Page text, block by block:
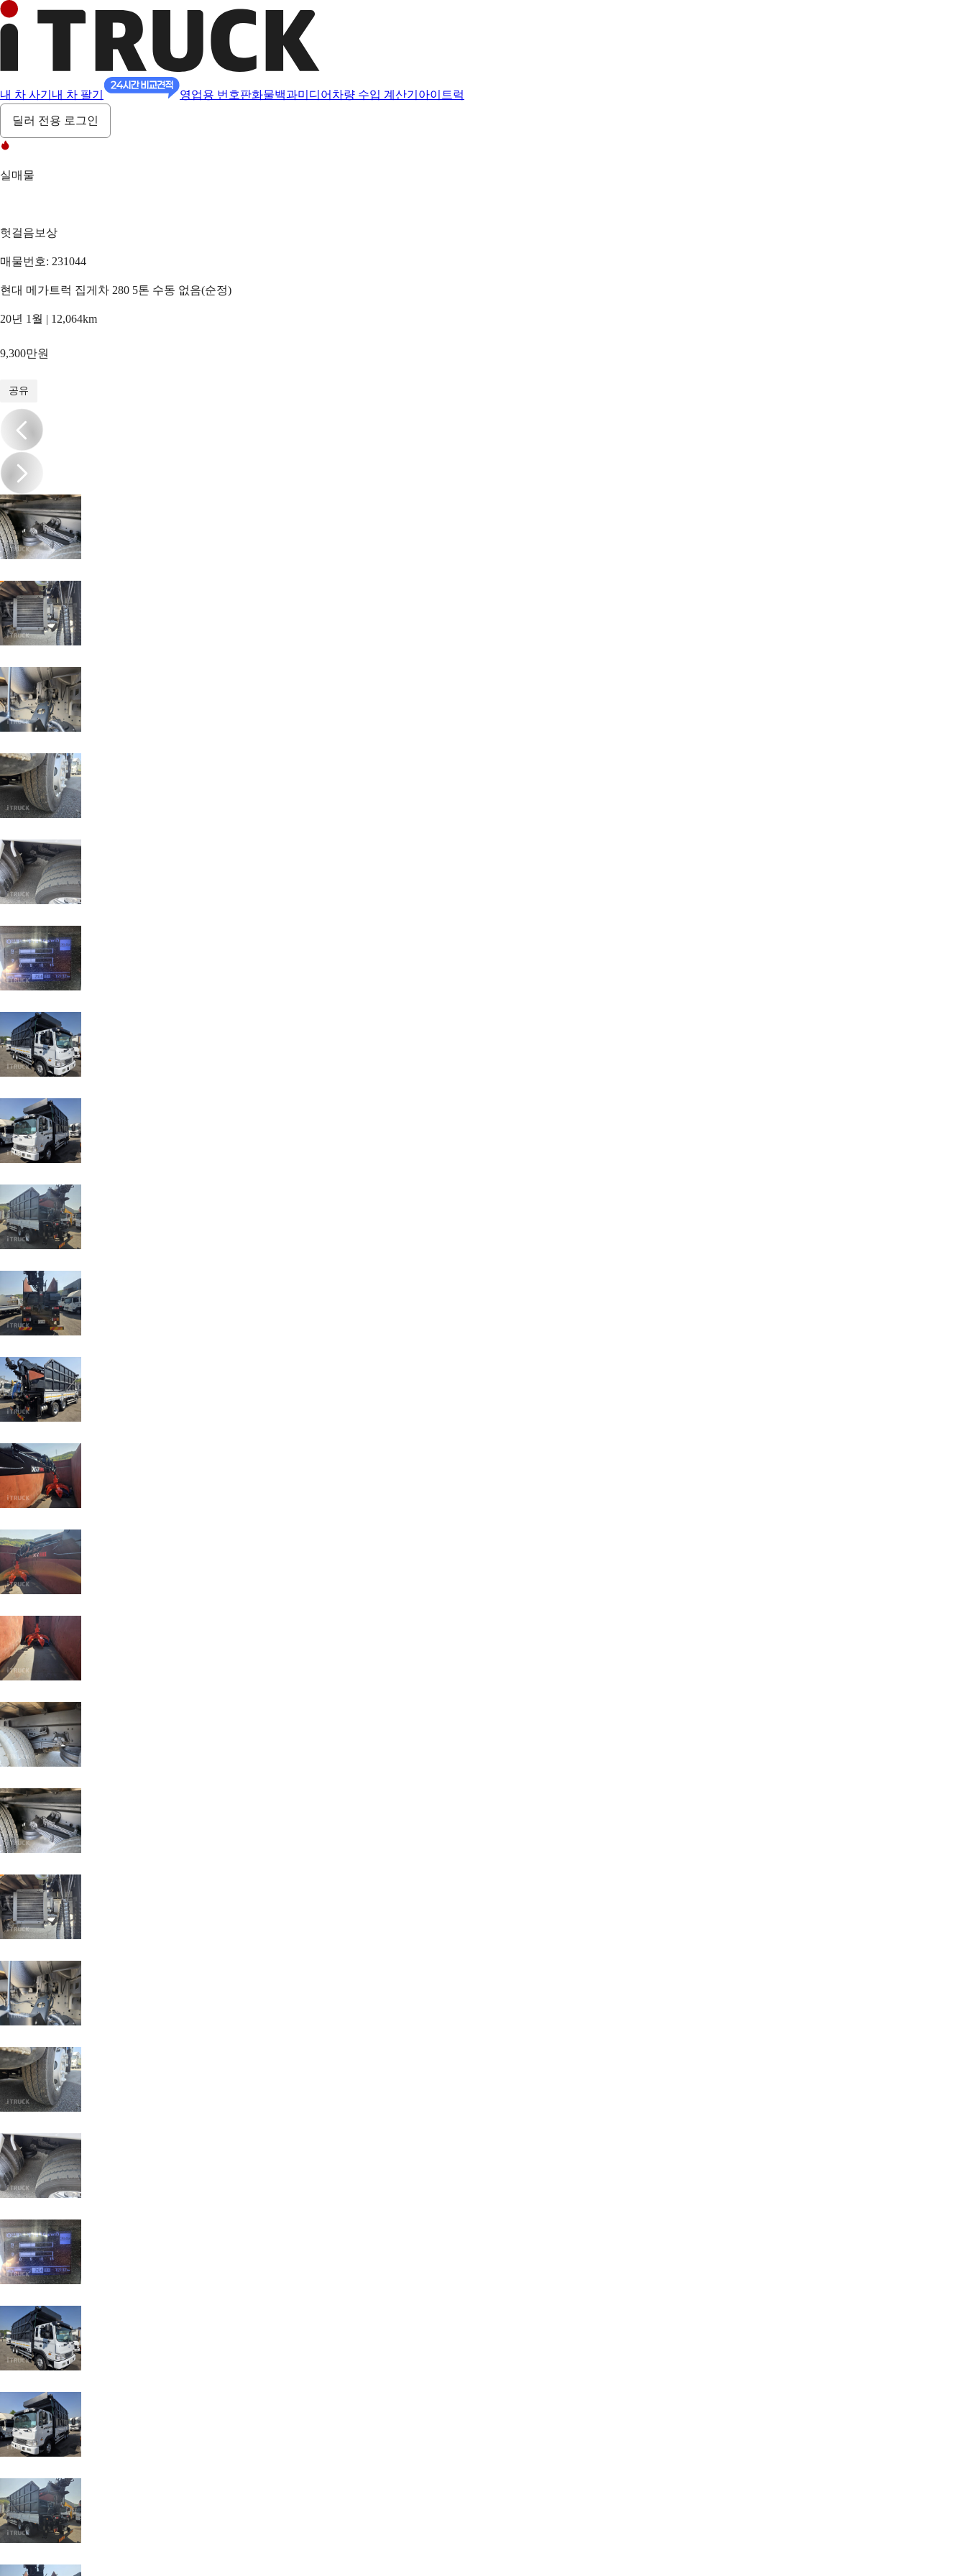
내 차 사기 내 차 팔기 영업용 번호판화물백과미디어 차량 수입 계산기 아이트럭
딜러 전용 로그인
실매물
헛걸음보상
매물번호: 231044
현대 메가트럭 집게차 280 5톤 수동 없음(순정)
20년 1월 | 12,064km
9,300만원
공유
/15